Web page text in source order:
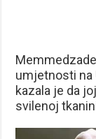
umjetnosti na
kazala je da
svilenoj